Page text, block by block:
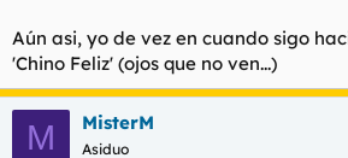
Aún asi, yo de vez en cuando sigo
'Chino Feliz' (ojos que no ven...)
M MisterM
Asiduo